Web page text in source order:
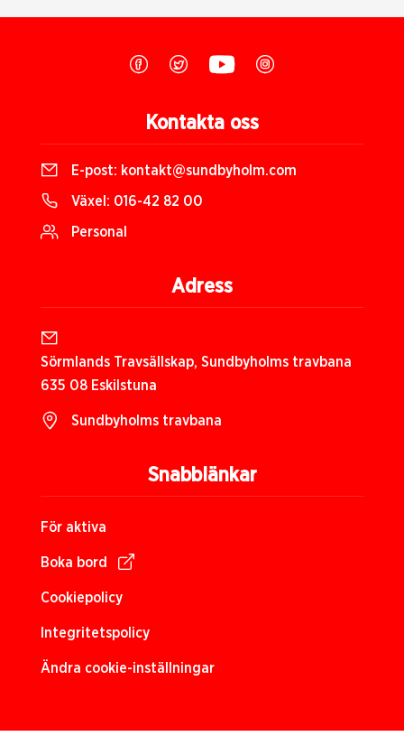
Snabblänkar
För aktiva
Boka bord
Cookiepolicy
Integritetspolicy
Ändra cookie-inställningar
Kontakta oss
E-post: kontakt@sundbyholm.com
Växel: 016-42 82 00
Personal
Adress
Sörmlands Travsällskap, Sundbyholms travbana
635 08 Eskilstuna
Sundbyholms travbana